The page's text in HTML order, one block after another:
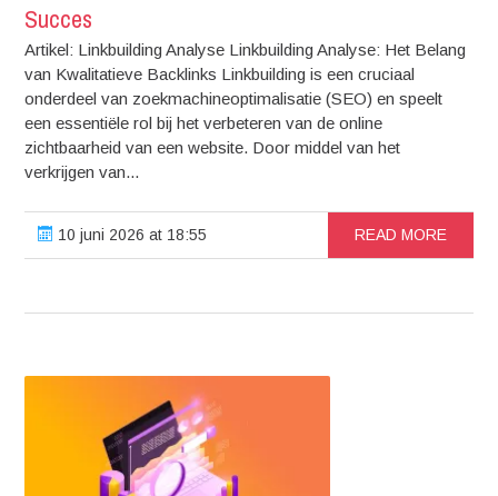
Succes
Artikel: Linkbuilding Analyse Linkbuilding Analyse: Het Belang
van Kwalitatieve Backlinks Linkbuilding is een cruciaal
onderdeel van zoekmachineoptimalisatie (SEO) en speelt
een essentiële rol bij het verbeteren van de online
zichtbaarheid van een website. Door middel van het
verkrijgen van...
10 juni 2026 at 18:55 READ MORE